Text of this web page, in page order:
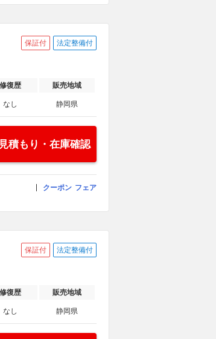
保証付 法定整備付
修復歴 販売地域
なし 静岡県
見積もり・在庫確認
クーポン フェア
保証付 法定整備付
修復歴 販売地域
なし 静岡県